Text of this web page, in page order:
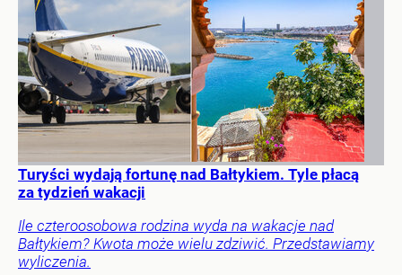
Turyści wydają fortunę nad Bałtykiem. Tyle płacą
za tydzień wakacji
Ile czteroosobowa rodzina wyda na wakacje nad
Bałtykiem? Kwota może wielu zdziwić. Przedstawiamy
wyliczenia.